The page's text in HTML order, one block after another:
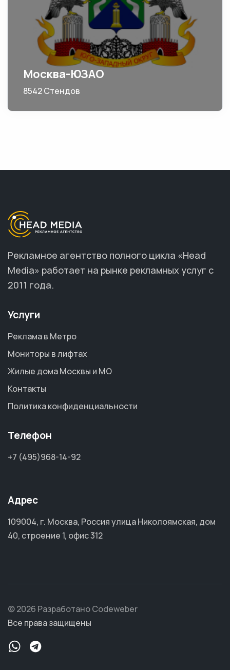
Москва-ЮЗАО
8542 Стендов
Рекламное агентство полного цикла «Head
Media» работает на рынке рекламных услуг с
2011 года.
Услуги
Реклама в Метро
Мониторы в лифтах
Жилые дома Москвы и МО
Контакты
Политика конфиденциальности
Телефон
+7 (495)968-14-92
Адрес
109004, г. Москва, Россия улица Николоямская, дом
40, строение 1, офис 312
© 2026 Разработано Codeweber
Все права защищены